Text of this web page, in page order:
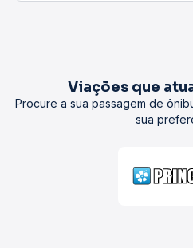
Viações que
Procure a sua passagem de
sua